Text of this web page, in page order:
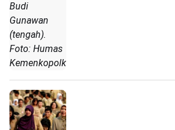
Budi
Gunawan
(tengah).
Foto: Humas
Kemenkopolkam